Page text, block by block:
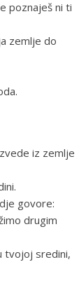
poznaješ ni ti
zemlje do
iz zemlje
govore:
drugim
tvojoj sredini,